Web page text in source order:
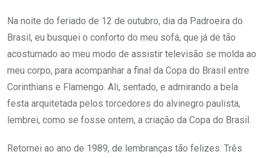
Na noite do feriado de 12 de outubro, dia da Padroeira do
Brasil, eu busquei o conforto do meu sofá, que já de tão
acostumado ao meu modo de assistir televisão se molda ao
meu corpo, para acompanhar a final da Copa do Brasil entre
Corinthians e Flamengo. Ali, sentado, e admirando a bela
festa arquitetada pelos torcedores do alvinegro paulista,
lembrei, como se fosse ontem, a criação da Copa do Brasil.
Retornei ao ano de 1989, de lembranças tão felizes. Três